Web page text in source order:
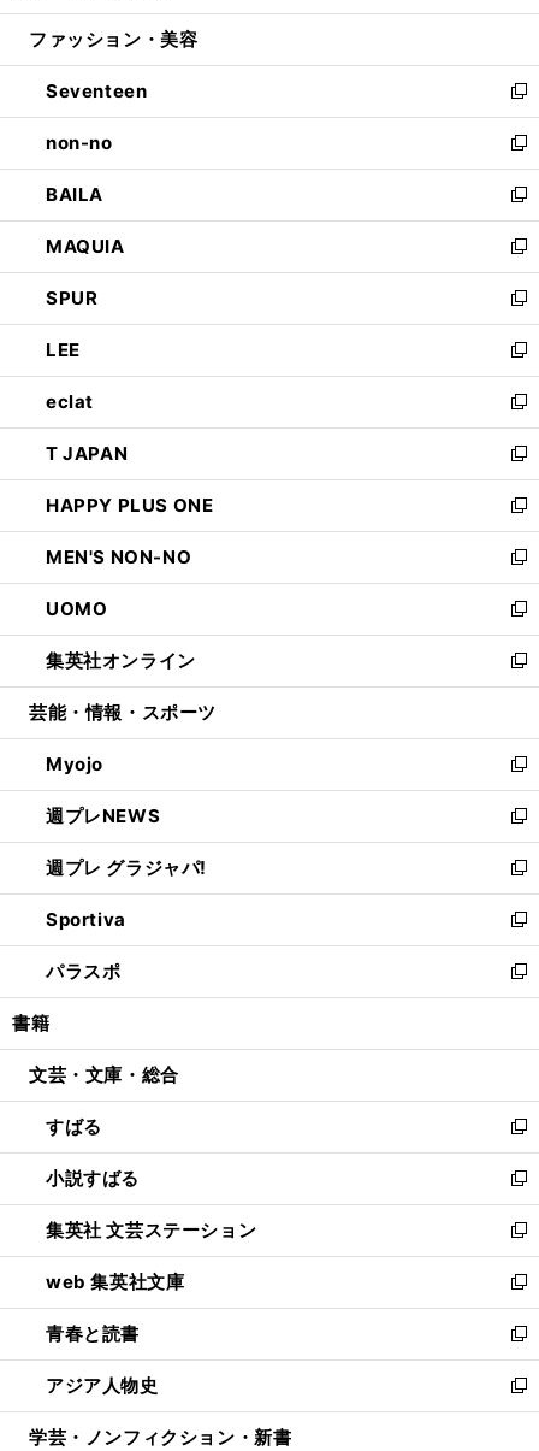
開
ウ
開
く
ン
ウ
で
開
く
ウ
ン
ド
ウ
で
開
く
ファッション・美容
Seventeen
新
し
い
ウ
ィ
ン
ド
ウ
で
開
く
non-no
新
し
い
ウ
ィ
ン
ド
ウ
で
開
く
BAILA
新
し
い
ウ
ィ
ン
ド
ウ
で
開
く
MAQUIA
新
し
い
ウ
ィ
ン
ド
ウ
で
開
く
SPUR
新
し
い
ウ
ィ
ン
ド
ウ
で
開
く
LEE
新
し
い
ウ
ィ
ン
ド
ウ
で
開
く
eclat
新
し
い
ウ
ィ
ン
ド
ウ
で
開
く
T JAPAN
新
し
い
ウ
ィ
ン
ド
ウ
で
開
HAPPY PLUS ONE
新
し
い
ウ
ィ
ン
ド
ウ
開
く
MEN'S NON-NO
新
し
い
ウ
ィ
ン
ウ
で
開
く
UOMO
新
し
い
ウ
ン
ド
ウ
で
開
く
集英社オンライン
新
し
ウ
ィ
ン
ド
ウ
で
開
く
芸能・情報・スポーツ
Myojo
新
し
い
ウ
ィ
ン
ド
ウ
で
開
週プレNEWS
新
し
い
ウ
ィ
ン
ド
ウ
開
週プレ グラジャパ!
新
し
い
ウ
ィ
ン
ウ
開
く
Sportiva
新
し
い
ウ
ン
ウ
で
開
く
パラスポ
新
し
ウ
ン
ド
ウ
で
開
く
書籍
文芸・文庫・総合
すばる
新
し
い
ウ
ィ
ン
ド
ウ
で
開
く
小説すばる
新
し
い
ウ
ィ
ン
ド
ウ
で
開
集英社 文芸ステーション
新
し
い
ウ
ィ
ン
ド
ウ
web 集英社文庫
新
し
い
ウ
ィ
ン
青春と読書
新
し
い
ウ
アジア人物史
新
し
学芸・ノンフィクション・新書